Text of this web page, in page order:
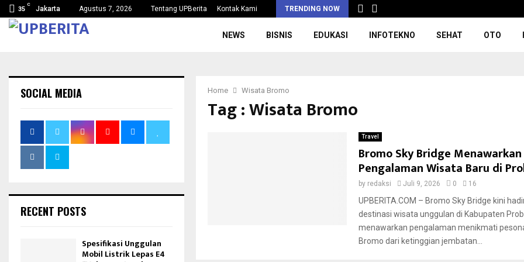
35
C
Jakarta Agustus 7, 2026 Tentang UPBerita Kontak Kami TRENDING NOW
NEWS BISNIS EDUKASI INFOTEKNO SEHAT OTO
Home Wisata Bromo
Tag : Wisata Bromo
Travel
Bromo Sky Bridge Menawarkan
Pengalaman Wisata Baru di
by redaksi Juli 9, 2026 0 16
UPBERITA.COM – Bromo Sky Bridge kini
destinasi wisata unggulan di Kabupaten
menawarkan pengalaman menikmati
Bromo dari ketinggian jembatan...
SOCIAL MEDIA
RECENT POSTS
Spesifikasi Unggulan
Mobil Listrik Lepas E4